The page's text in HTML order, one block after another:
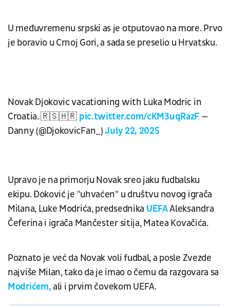
U međuvremenu srpski as je otputovao na more. Prvo
je boravio u Crnoj Gori, a sada se preselio u Hrvatsku.
Novak Djokovic vacationing with Luka Modric in
Croatia. 🇷🇸🇭🇷 pic.twitter.com/cKM3uqRazF —
Danny (@DjokovicFan_)July 22, 2025
Upravo je na primorju Novak sreo jaku fudbalsku
ekipu. Đoković je "uhvaćen" u društvu novog igrača
Milana, Luke Modrića, predsednika UEFAAleksandra
Čeferina i igrača Mančester sitija, Matea Kovačića.
Poznato je već da Novak voli fudbal, a posle Zvezde
najviše Milan, tako da je imao o čemu da razgovara sa
Modrićem,ali i prvim čovekom UEFA.